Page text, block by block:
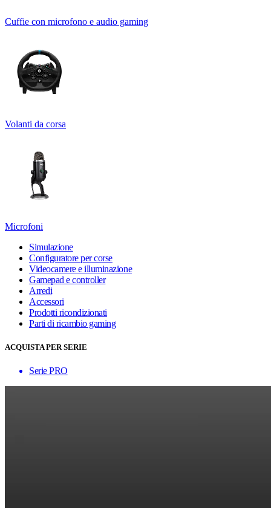
Cuffie con microfono e audio gaming
Volanti da corsa
Microfoni
Simulazione
Configuratore per corse
Videocamere e illuminazione
Gamepad e controller
Arredi
Accessori
Prodotti ricondizionati
Parti di ricambio gaming
ACQUISTA PER SERIE
Serie PRO